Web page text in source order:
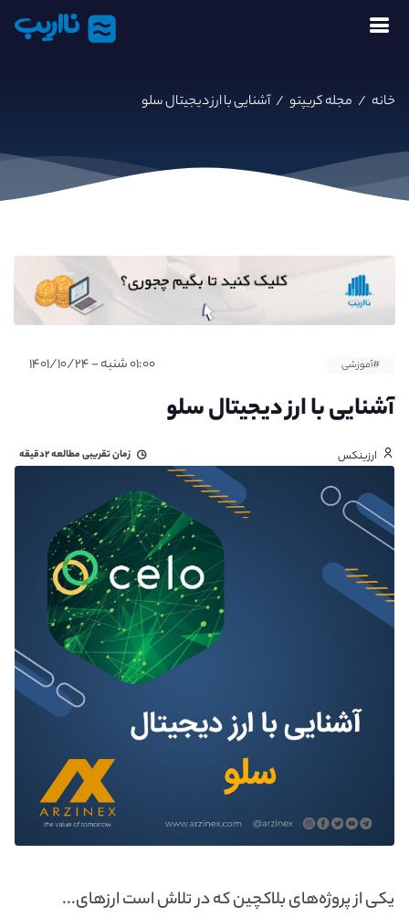
نااریب
خانه / مجله کریپتو /آشنایی با ارز دیجیتال سلو
#آموزشی ۰۱:۰۰ شنبه - ۱۴۰۱/۱۰/۲۴
آشنایی با ارز دیجیتال سلو
ارزینکس زمان تقریبی مطالعه۲دقیقه
یکی از پروژه‌های بلاکچین که در تلاش است ارزهای...